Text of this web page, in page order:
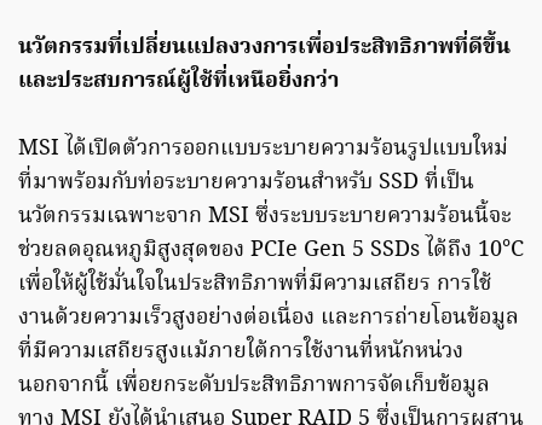
นวัตกรรมที่เปลี่ยนแปลงวงการเพื่อประสิทธิภาพที่ดีขึ้น
และประสบการณ์ผู้ใช้ที่เหนือยิ่งกว่า
MSI ได้เปิดตัวการออกแบบระบายความร้อนรูปแบบใหม่
ที่มาพร้อมกับท่อระบายความร้อนสำหรับ SSD ที่เป็น
นวัตกรรมเฉพาะจาก MSI ซึ่งระบบระบายความร้อนนี้จะ
ช่วยลดอุณหภูมิสูงสุดของ PCIe Gen 5 SSDs ได้ถึง 10°C
เพื่อให้ผู้ใช้มั่นใจในประสิทธิภาพที่มีความเสถียร การใช้
งานด้วยความเร็วสูงอย่างต่อเนื่อง และการถ่ายโอนข้อมูล
ที่มีความเสถียรสูงแม้ภายใต้การใช้งานที่หนักหน่วง
นอกจากนี้ เพื่อยกระดับประสิทธิภาพการจัดเก็บข้อมูล